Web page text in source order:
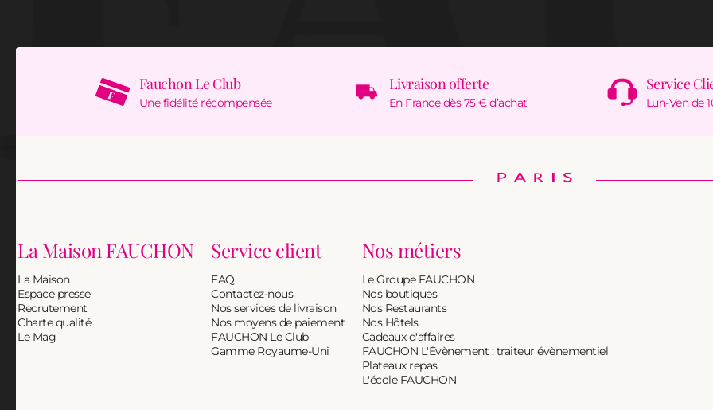
Fauchon Le Club
Une fidélité récompensée
Livraison offerte
En France dès 75 € d’achat
Service
Lun-Ven de
La Maison FAUCHON
La Maison
Espace presse
Recrutement
Charte qualité
Le Mag
Service client
FAQ
Contactez-nous
Nos services de livraison
Nos moyens de paiement
FAUCHON Le Club
Gamme Royaume-Uni
Nos métiers
Le Groupe FAUCHON
Nos boutiques
Nos Restaurants
Nos Hôtels
Cadeaux d'affaires
FAUCHON L'Évènement : traiteur évènementiel
Plateaux repas
L'école FAUCHON